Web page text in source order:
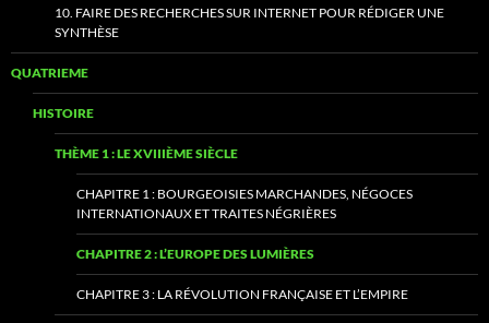
10. FAIRE DES RECHERCHES SUR INTERNET POUR RÉDIGER UNE
SYNTHÈSE
QUATRIEME
HISTOIRE
THÈME 1 : LE XVIIIÈME SIÈCLE
CHAPITRE 1 : BOURGEOISIES MARCHANDES, NÉGOCES
INTERNATIONAUX ET TRAITES NÉGRIÈRES
CHAPITRE 2 : L’EUROPE DES LUMIÈRES
CHAPITRE 3 : LA RÉVOLUTION FRANÇAISE ET L’EMPIRE